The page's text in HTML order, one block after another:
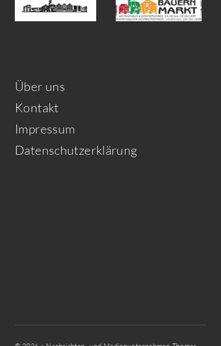
Über uns
Kontakt
Impressum
Datenschutzerklärung